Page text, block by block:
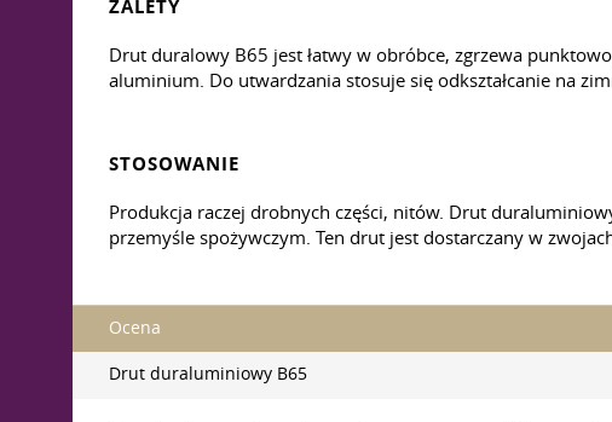
ZALETY
Drut duralowy B65 jest łatwy w obróbce, zgrzewa
aluminium. Do utwardzania stosuje się odkształcanie na
STOSOWANIE
Produkcja raczej drobnych części, nitów. Drut
przemyśle spożywczym. Ten drut jest dostarczany w
Ocena
Drut duraluminiowy B65